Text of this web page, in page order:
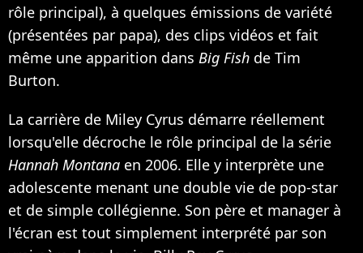
rôle principal), à quelques émissions de variété
(présentées par papa), des clips vidéos et fait
même une apparition dans Big Fish de Tim
Burton.
La carrière de Miley Cyrus démarre réellement
lorsqu'elle décroche le rôle principal de la série
Hannah Montana en 2006. Elle y interprète une
adolescente menant une double vie de pop-star
et de simple collégienne. Son père et manager à
l'écran est tout simplement interprété par son